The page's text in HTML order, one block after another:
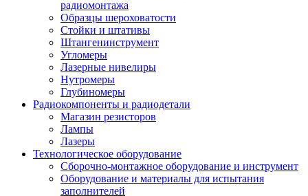
радиомонтажа
Образцы шероховатости
Стойки и штативы
Штангенинструмент
Угломеры
Лазерные нивелиры
Нутромеры
Глубиномеры
Радиокомпоненты и радиодетали
Магазин резисторов
Лампы
Лазеры
Технологическое оборудование
Сборочно-монтажное оборудование и инструмент
Оборудование и материалы для испытания
заполнителей